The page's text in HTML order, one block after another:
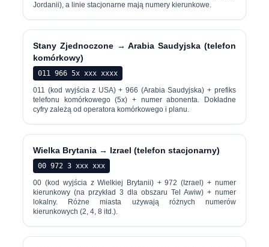
Jordanii), a linie stacjonarne mają numery kierunkowe.
Stany Zjednoczone → Arabia Saudyjska (telefon
komórkowy)
011 966 5x xxx xxxx
011 (kod wyjścia z USA) + 966 (Arabia Saudyjska) + prefiks
telefonu komórkowego (5x) + numer abonenta. Dokładne
cyfry zależą od operatora komórkowego i planu.
Wielka Brytania → Izrael (telefon stacjonarny)
00 972 3 xxx xxx
00 (kod wyjścia z Wielkiej Brytanii) + 972 (Izrael) + numer
kierunkowy (na przykład 3 dla obszaru Tel Awiw) + numer
lokalny. Różne miasta używają różnych numerów
kierunkowych (2, 4, 8 itd.).